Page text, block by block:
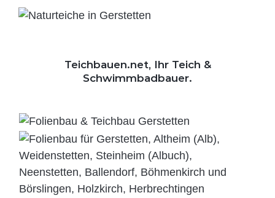
Teichbauen.net, Ihr Teich &
Schwimmbadbauer.